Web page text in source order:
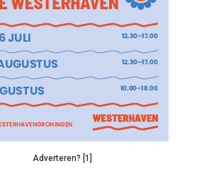
Adverteren? [1]